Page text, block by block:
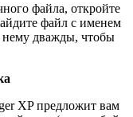
файла, откройте
файл с именем
нему дважды, чтобы
XP предложит вам